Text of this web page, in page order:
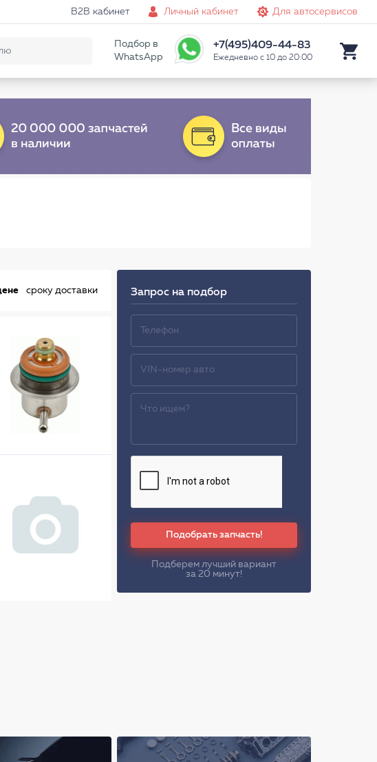
B2B кабинет Личный кабинет Для автосервисов
Подбор в
WhatsApp
+7(495)409-44-83
Ежедневно с 10 до 20:00
сроку доставки Запрос на подбор
Подобрать запчасть!
Подберем лучший вариант
за 20 минут!